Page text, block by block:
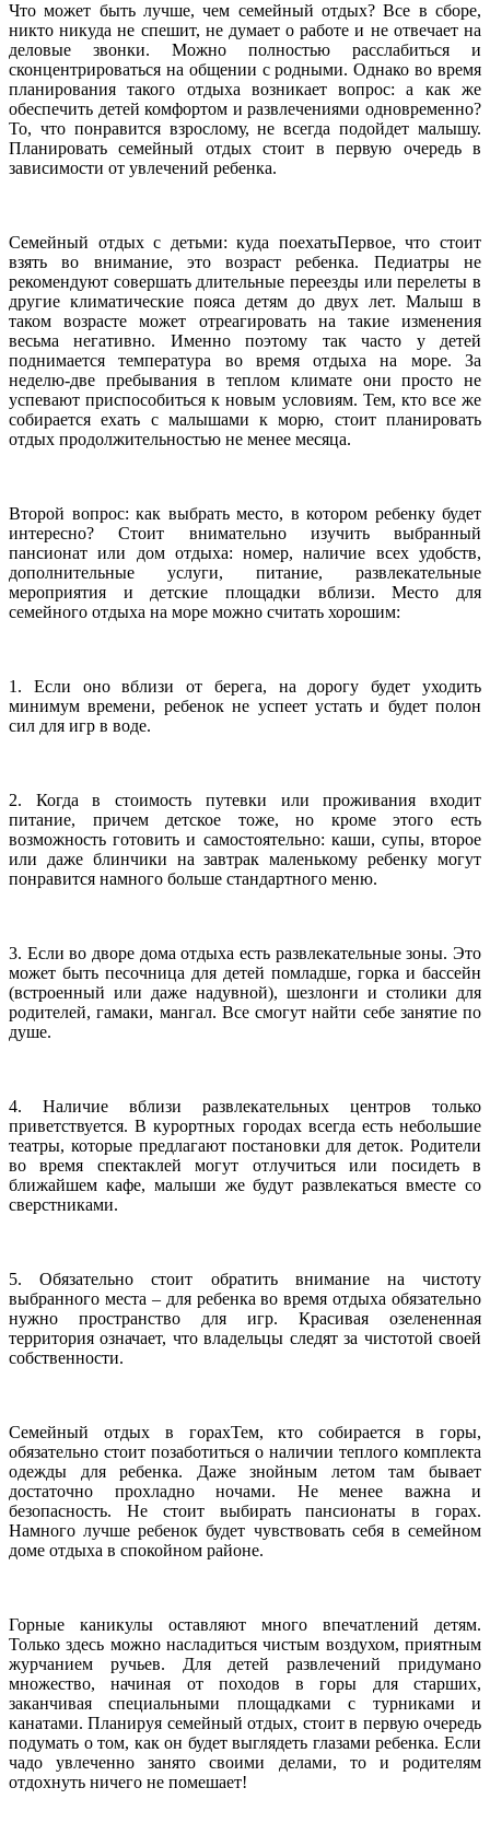
Что может быть лучше, чем семейный отдых? Все в сборе,
никто никуда не спешит, не думает о работе и не отвечает на
деловые звонки. Можно полностью расслабиться и
сконцентрироваться на общении с родными. Однако во время
планирования такого отдыха возникает вопрос: а как же
обеспечить детей комфортом и развлечениями одновременно?
То, что понравится взрослому, не всегда подойдет малышу.
Планировать семейный отдых стоит в первую очередь в
зависимости от увлечений ребенка.
Семейный отдых с детьми: куда поехатьПервое, что стоит
взять во внимание, это возраст ребенка. Педиатры не
рекомендуют совершать длительные переезды или перелеты в
другие климатические пояса детям до двух лет. Малыш в
таком возрасте может отреагировать на такие изменения
весьма негативно. Именно поэтому так часто у детей
поднимается температура во время отдыха на море. За
неделю-две пребывания в теплом климате они просто не
успевают приспособиться к новым условиям. Тем, кто все же
собирается ехать с малышами к морю, стоит планировать
отдых продолжительностью не менее месяца.
Второй вопрос: как выбрать место, в котором ребенку будет
интересно? Стоит внимательно изучить выбранный
пансионат или дом отдыха: номер, наличие всех удобств,
дополнительные услуги, питание, развлекательные
мероприятия и детские площадки вблизи. Место для
семейного отдыха на море можно считать хорошим:
1. Если оно вблизи от берега, на дорогу будет уходить
минимум времени, ребенок не успеет устать и будет полон
сил для игр в воде.
2. Когда в стоимость путевки или проживания входит
питание, причем детское тоже, но кроме этого есть
возможность готовить и самостоятельно: каши, супы, второе
или даже блинчики на завтрак маленькому ребенку могут
понравится намного больше стандартного меню.
3. Если во дворе дома отдыха есть развлекательные зоны. Это
может быть песочница для детей помладше, горка и бассейн
(встроенный или даже надувной), шезлонги и столики для
родителей, гамаки, мангал. Все смогут найти себе занятие по
душе.
4. Наличие вблизи развлекательных центров только
приветствуется. В курортных городах всегда есть небольшие
театры, которые предлагают постановки для деток. Родители
во время спектаклей могут отлучиться или посидеть в
ближайшем кафе, малыши же будут развлекаться вместе со
сверстниками.
5. Обязательно стоит обратить внимание на чистоту
выбранного места – для ребенка во время отдыха обязательно
нужно пространство для игр. Красивая озелененная
территория означает, что владельцы следят за чистотой своей
собственности.
Семейный отдых в горахТем, кто собирается в горы,
обязательно стоит позаботиться о наличии теплого комплекта
одежды для ребенка. Даже знойным летом там бывает
достаточно прохладно ночами. Не менее важна и
безопасность. Не стоит выбирать пансионаты в горах.
Намного лучше ребенок будет чувствовать себя в семейном
доме отдыха в спокойном районе.
Горные каникулы оставляют много впечатлений детям.
Только здесь можно насладиться чистым воздухом, приятным
журчанием ручьев. Для детей развлечений придумано
множество, начиная от походов в горы для старших,
заканчивая специальными площадками с турниками и
канатами. Планируя семейный отдых, стоит в первую очередь
подумать о том, как он будет выглядеть глазами ребенка. Если
чадо увлеченно занято своими делами, то и родителям
отдохнуть ничего не помешает!